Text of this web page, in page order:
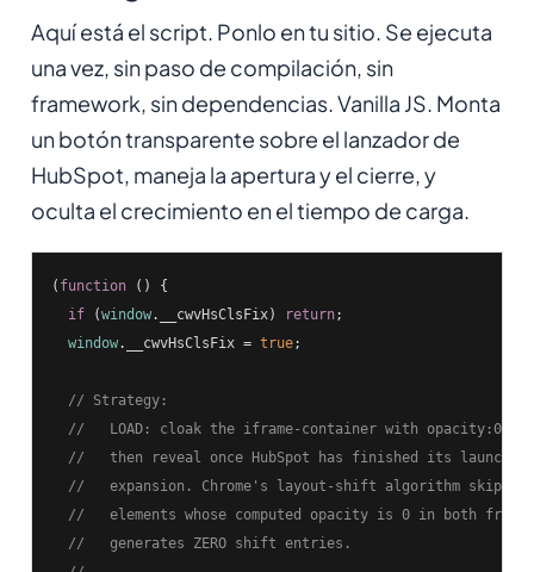
Aquí está el script. Ponlo en tu sitio. Se ejecuta
una vez, sin paso de compilación, sin
framework, sin dependencias. Vanilla JS. Monta
un botón transparente sobre el lanzador de
HubSpot, maneja la apertura y el cierre, y
oculta el crecimiento en el tiempo de carga.
( function ( )
{
if (window.__cwvHsClsFix) return;
window.__cwvHsClsFix = true;
// Strategy:
//   LOAD: cloak the iframe-container with opacity:0 the
//   then reveal once HubSpot has finished its launcher
//   expansion. Chrome's layout-shift algorithm skips
//   elements whose computed opacity is 0 in both
//   generates ZERO shift entries.